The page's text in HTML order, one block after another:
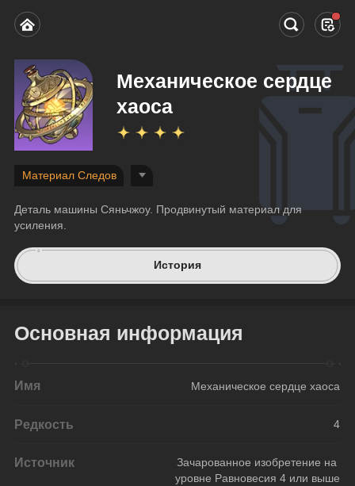
Механическое сердце
хаоса
Материал Следов
Деталь машины Сяньчжоу. Продвинутый материал для
усиления.
История
Основная информация
Имя Механическое сердце хаоса
Редкость 4
Источник
Зачарованное изобретение на
уровне Равновесия 4 или выше